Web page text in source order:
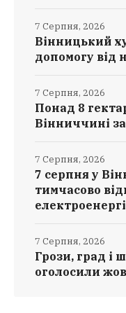
Вінницький
допомогу від
7 Серпня, 2026
Понад 8
Вінниччині
7 Серпня, 2026
7 серпня у
тимчасово
7 Серпня, 2026
Грози, град і
оголосили
7 Серпня, 2026